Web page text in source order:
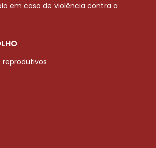
em caso de violência contra a
reprodutivos